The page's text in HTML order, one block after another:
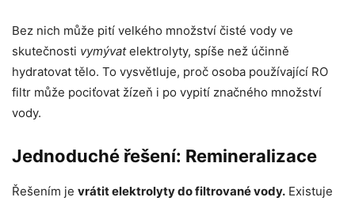
Bez nich může pití velkého množství čisté vody ve
skutečnosti vymývatelektrolyty, spíše než účinně
hydratovat tělo. To vysvětluje, proč osoba používající RO
filtr může pociťovat žízeň i po vypití značného množství
vody.
Jednoduché řešení: Remineralizace
Řešením je vrátit elektrolyty do filtrované vody. Existuje